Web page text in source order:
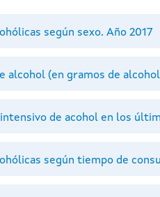
según sexo. Año 2017
alcohol (en gramos de
de acohol en los
según tiempo de